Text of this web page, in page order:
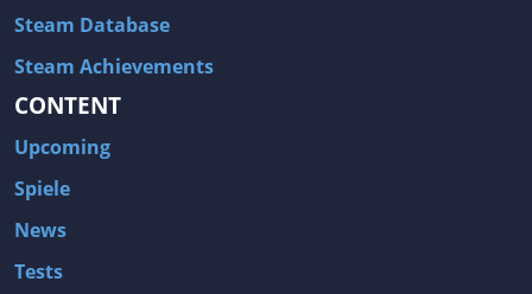
Steam Database
Steam Achievements
CONTENT
Upcoming
Spiele
News
Tests